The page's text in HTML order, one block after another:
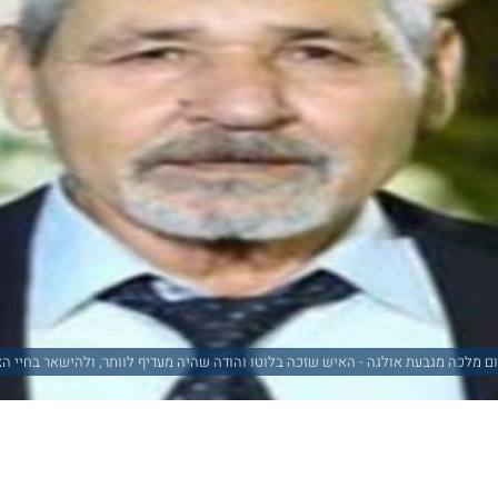
מלכה מגבעת אולגה - האיש שזכה בלוטו והודה שהיה מעדיף לוותר, ולהישאר בחיי